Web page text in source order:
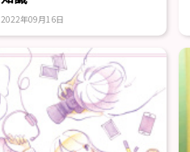
2022年09月16日